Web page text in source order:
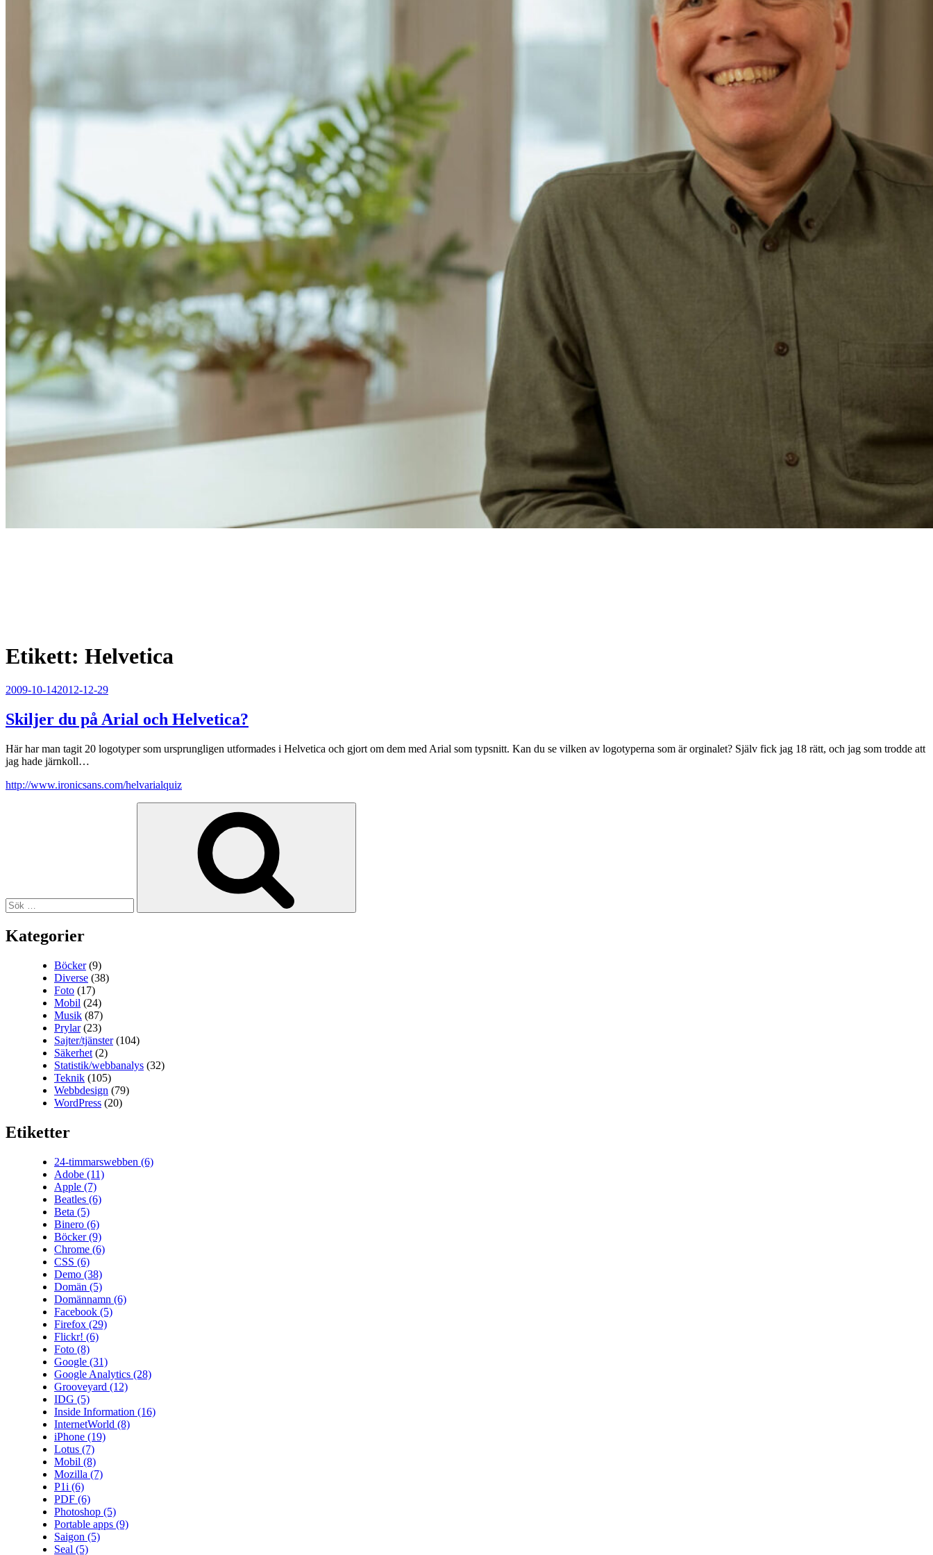
Etikett: Helvetica
Publicerat
2009-10-142012-12-29
Skiljer du på Arial och Helvetica?
Här har man tagit 20 logotyper som ursprungligen utformades i Helvetica och gjort om dem med Arial som typsnitt. Kan du se vilken av logotyperna som är orginalet? Själv fick jag 18 rätt, och jag som trodde att
jag hade järnkoll…
http://www.ironicsans.com/helvarialquiz
Kategorier
Böcker(9)
Diverse (38)
Foto (17)
Mobil (24)
Musik (87)
Prylar(23)
Sajter/tjänster(104)
Säkerhet (2)
Statistik/webbanalys (32)
Teknik (105)
Webbdesign (79)
WordPress (20)
Etiketter
24-timmarswebben (6)
Adobe (11)
Apple (7)
Beatles (6)
Beta (5)
Binero (6)
Böcker(9)
Chrome (6)
CSS (6)
Demo (38)
Domän (5)
Domännamn (6)
Facebook (5)
Firefox (29)
Flickr! (6)
Foto (8)
Google (31)
Google Analytics (28)
Grooveyard (12)
IDG (5)
Inside Information (16)
InternetWorld (8)
iPhone (19)
Lotus (7)
Mobil (8)
Mozilla (7)
P1i (6)
PDF (6)
Photoshop (5)
Portable apps (9)
Saigon (5)
Seal (5)